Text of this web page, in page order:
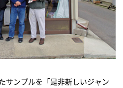
サンプルを「是非新しいジャン